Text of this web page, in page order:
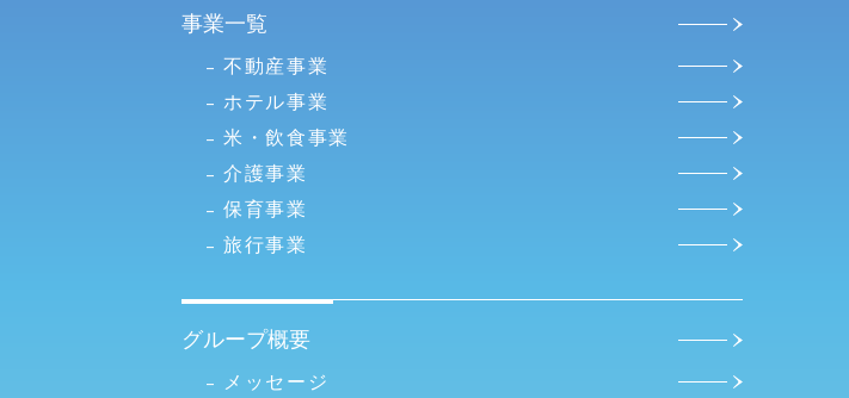
事業一覧
不動産事業
ホテル事業
米・飲食事業
介護事業
保育事業
旅行事業
グループ概要
メッセージ